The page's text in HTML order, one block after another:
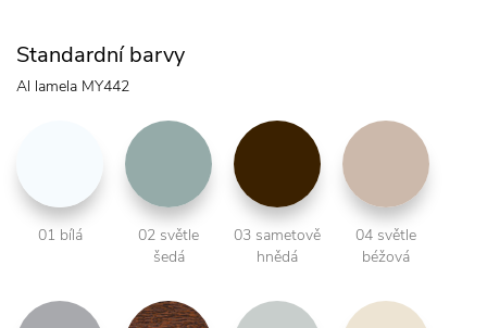
Standardní barvy
Al lamela MY442
01 bílá
02 světle
šedá
03 sametově
hnědá
04 světle
béžová